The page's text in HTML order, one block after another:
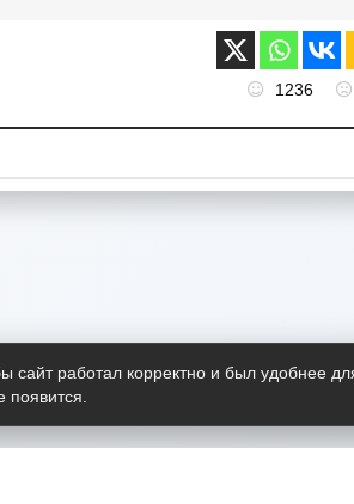
1236
сайт работал корректно и был удобнее